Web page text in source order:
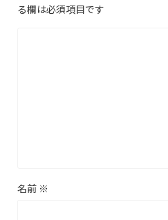
る欄は必須項目です
名前 ※